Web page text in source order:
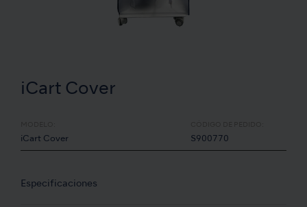
iCart Cover
iCart Cover S900770
Especificaciones